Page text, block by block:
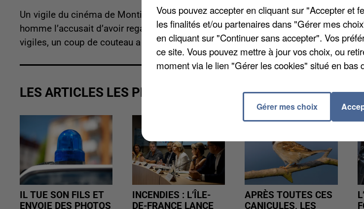
Un vigile du cinéma de Montigny-le-Bretonneux a été agressé au couteau
homme l’accusait d’avoir regardé sa fiancée avec un peu trop d’insistance. Après
vigiles, un coup de couteau a été porté à l'employé. Les jours du vigile ne seraient
LES ARTICLES LES PLUS VUS
IL TUE SON FILS ET
ENVOIE DES PHOTOS
INCENDIES : L’ÎLE-
DE-FRANCE LANCE
APRÈS TOUTES CES
CANICULES, LES
Vous pouvez accepter en cliquant sur "Accepter et
les finalités et/ou partenaires dans "Gérer mes
en cliquant sur "Continuer sans accepter". Vos
ce site. Vous pouvez mettre à jour vos choix, ou
moment via le lien "Gérer les cookies" situé en bas
Gérer mes choix